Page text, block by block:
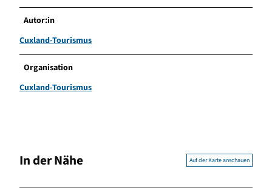
Autor:in
Cuxland-Tourismus
Organisation
Cuxland-Tourismus
In der Nähe Auf der Karte anschauen